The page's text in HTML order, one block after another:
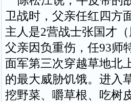
卫战时，父亲任红四方
主人是2营战士张国才
父亲因负重伤，任93师
面军第三次穿越草地北
的最大威胁饥饿。进入
挖野菜、嚼草根、吃树